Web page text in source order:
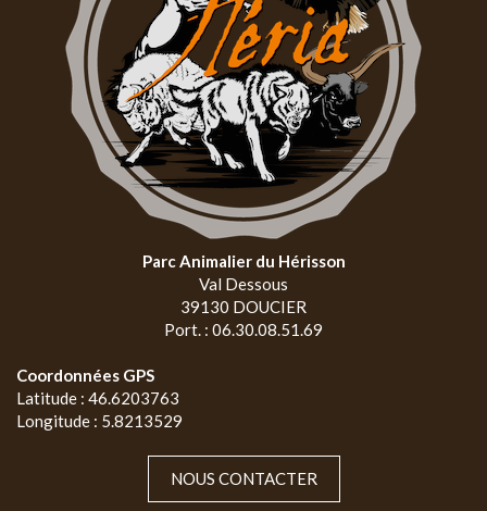
Parc Animalier du Hérisson
Val Dessous
39130 DOUCIER
Port. : 06.30.08.51.69
Coordonnées GPS
Latitude : 46.6203763
Longitude : 5.8213529
NOUS CONTACTER